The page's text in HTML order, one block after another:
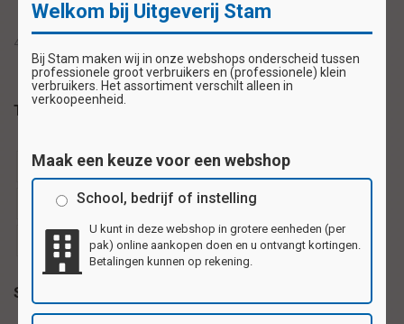
4 vrolijke clowns die je feliciteren
Tags
ansichtkaart ansichtkaarten bedankkaart
kinderkaarten uitnodigingskaarten
wenskaarten
Specificaties
Welkom bij Uitgeverij Stam
Bij Stam maken wij in onze webshops onderscheid tussen
professionele groot verbruikers en (professionele) klein
verbruikers. Het assortiment verschilt alleen in
verkoopeenheid.
Maak een keuze voor een webshop
School, bedrijf of instelling
U kunt in deze webshop in grotere eenheden (per
pak) online aankopen doen en u ontvangt kortingen.
Betalingen kunnen op rekening.